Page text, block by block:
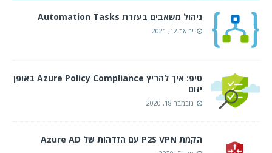
ניהול משאבים בעזרת Automation Tasks
ינואר 12, 2021
טיפ: איך להריץ Azure Policy Compliance באופן
יזום
נובמבר 18, 2020
הקמת P2S VPN עם הזדהות של Azure AD